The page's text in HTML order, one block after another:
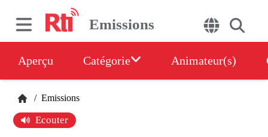
Emissions
Aperçu Catégorie Animateur(s)
/ Emissions
Ecouter